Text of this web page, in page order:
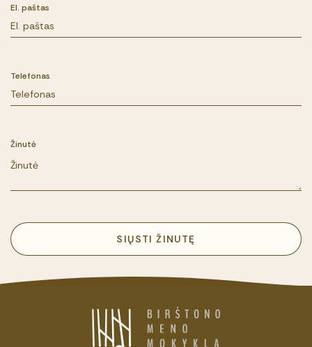
El. paštas
Telefonas
Žinutė
SIŲSTI ŽINUTĘ